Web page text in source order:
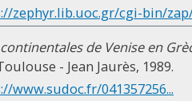
zephyr.lib.uoc.gr/cgi-bin/zap/
de Venise en
- Jean Jaurès, 1989.
www.sudoc.fr/041357256...